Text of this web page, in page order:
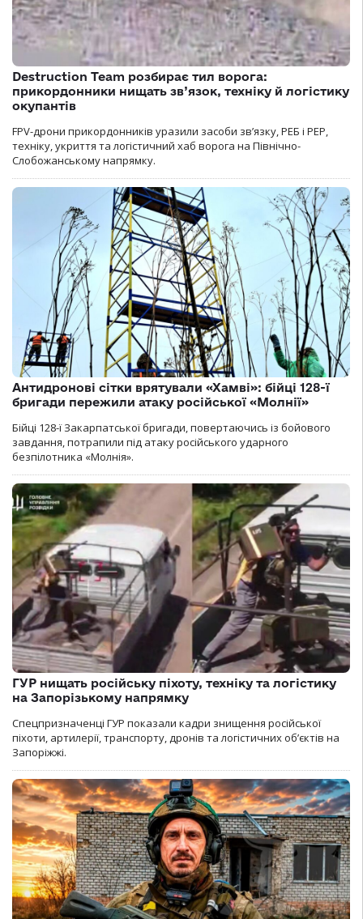
Destruction Team розбирає тил ворога:
прикордонники нищать зв’язок, техніку й логістику
окупантів
FPV-дрони прикордонників уразили засоби зв’язку, РЕБ і РЕР,
техніку, укриття та логістичний хаб ворога на Північно-
Слобожанському напрямку.
Антидронові сітки врятували «Хамві»: бійці 128-ї
бригади пережили атаку російської «Молнії»
Бійці 128-ї Закарпатської бригади, повертаючись із бойового
завдання, потрапили під атаку російського ударного
безпілотника «Молнія».
ГУР нищать російську піхоту, техніку та логістику
на Запорізькому напрямку
Спецпризначенці ГУР показали кадри знищення російської
піхоти, артилерії, транспорту, дронів та логістичних об’єктів на
Запоріжжі.